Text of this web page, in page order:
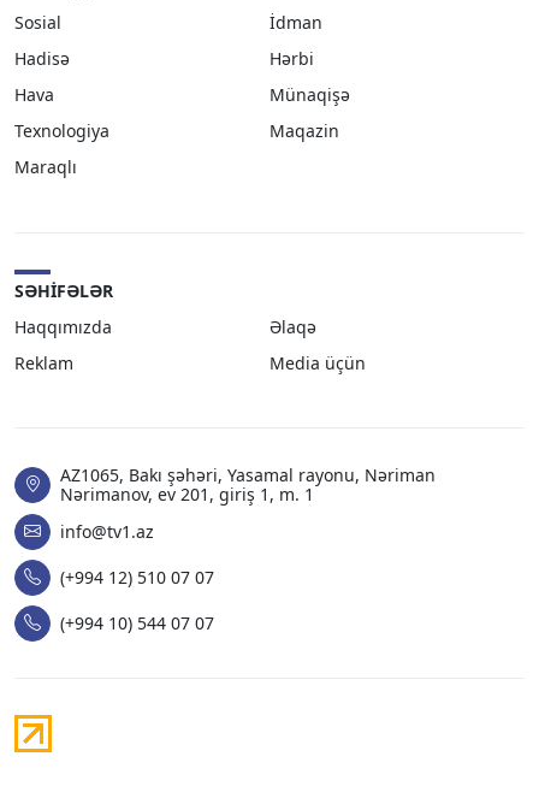
Sosial
İdman
Hadisə
Hərbi
Hava
Münaqişə
Texnologiya
Maqazin
Maraqlı
SƏHIFƏLƏR
Haqqımızda
Əlaqə
Reklam
Media üçün
AZ1065, Bakı şəhəri, Yasamal rayonu, Nəriman
Nərimanov, ev 201, giriş 1, m. 1
info@tv1.az
(+994 12) 510 07 07
(+994 10) 544 07 07